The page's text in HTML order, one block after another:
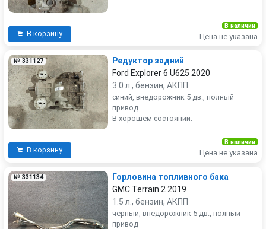
В корзину
В наличии
Цена не указана
№ 331127
Редуктор задний
Ford Explorer 6 U625 2020
3.0 л., бензин, АКПП
синий, внедорожник 5 дв., полный
привод
В хорошем состоянии.
В корзину
В наличии
Цена не указана
№ 331134
Горловина топливного бака
GMC Terrain 2 2019
1.5 л., бензин, АКПП
черный, внедорожник 5 дв., полный
привод